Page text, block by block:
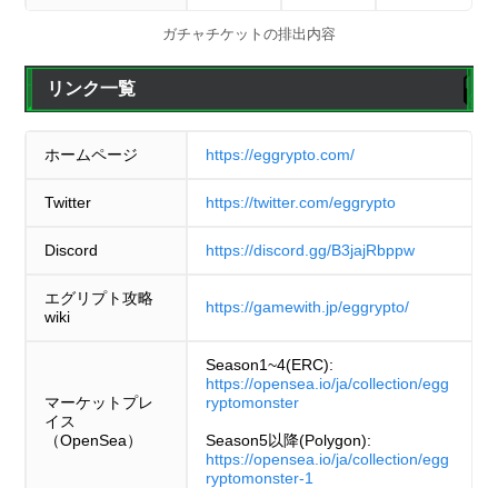
ガチャチケットの排出内容
リンク一覧
ホームページ https://eggrypto.com/
Twitter https://twitter.com/eggrypto
Discord https://discord.gg/B3jajRbppw
エグリプト攻略
wiki
https://gamewith.jp/eggrypto/
マーケットプレ
イス
（OpenSea）
Season1~4(ERC):
https://opensea.io/ja/collection/egg
ryptomonster
Season5以降(Polygon):
https://opensea.io/ja/collection/egg
ryptomonster-1